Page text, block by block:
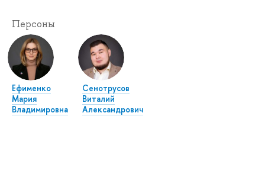
Персоны
Ефименко
Мария
Владимировна
Сенотрусов
Виталий
Александрович